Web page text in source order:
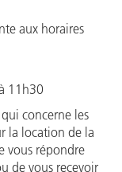
aux horaires
11h30
concerne les
la location de la
vous répondre
de vous recevoir